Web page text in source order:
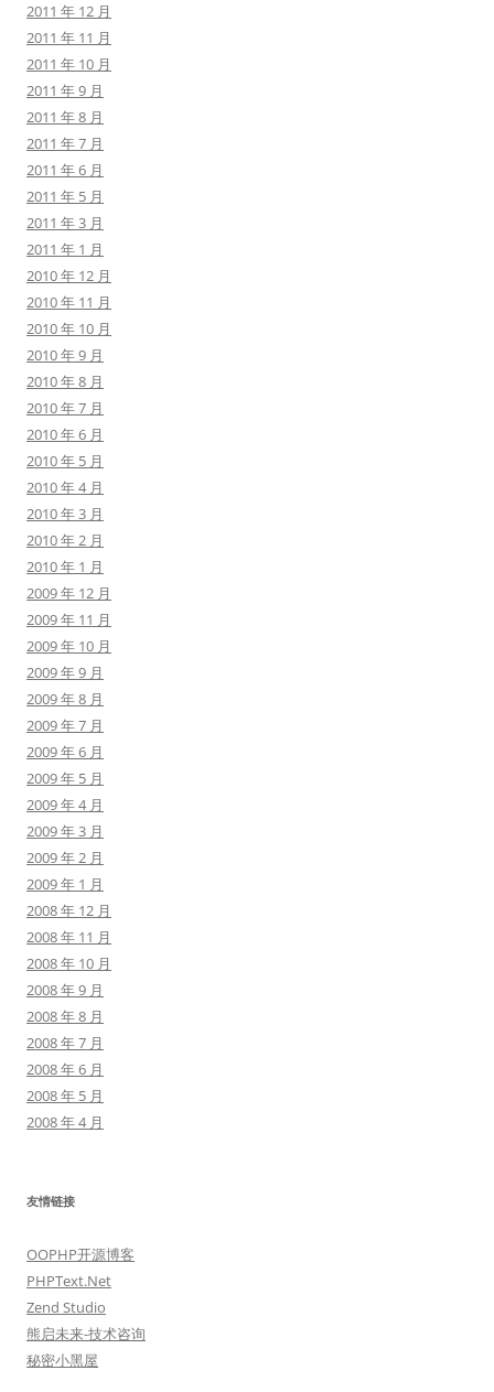
2011 年 12 月
2011 年 11 月
2011 年 10 月
2011 年 9 月
2011 年 8 月
2011 年 7 月
2011 年 6 月
2011 年 5 月
2011 年 3 月
2011 年 1 月
2010 年 12 月
2010 年 11 月
2010 年 10 月
2010 年 9 月
2010 年 8 月
2010 年 7 月
2010 年 6 月
2010 年 5 月
2010 年 4 月
2010 年 3 月
2010 年 2 月
2010 年 1 月
2009 年 12 月
2009 年 11 月
2009 年 10 月
2009 年 9 月
2009 年 8 月
2009 年 7 月
2009 年 6 月
2009 年 5 月
2009 年 4 月
2009 年 3 月
2009 年 2 月
2009 年 1 月
2008 年 12 月
2008 年 11 月
2008 年 10 月
2008 年 9 月
2008 年 8 月
2008 年 7 月
2008 年 6 月
2008 年 5 月
2008 年 4 月
友情链接
OOPHP开源博客
PHPText.Net
Zend Studio
熊启未来-技术咨询
秘密小黑屋